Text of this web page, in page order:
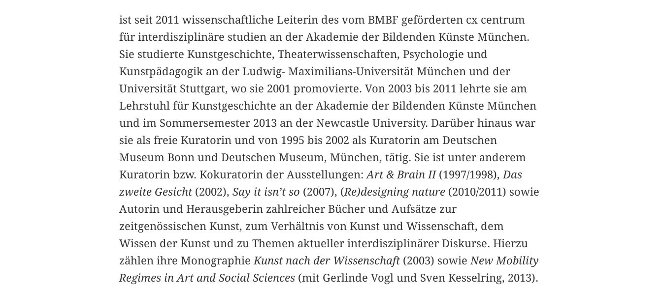
ist seit 2011 wissenschaftliche Leiterin des vom BMBF geförderten cx centrum
für interdisziplinäre studien an der Akademie der Bildenden Künste München.
Sie studierte Kunstgeschichte, Theaterwissenschaften, Psychologie und
Kunstpädagogik an der Ludwig- Maximilians-Universität München und der
Universität Stuttgart, wo sie 2001 promovierte. Von 2003 bis 2011 lehrte sie am
Lehrstuhl für Kunstgeschichte an der Akademie der Bildenden Künste München
und im Sommersemester 2013 an der Newcastle University. Darüber hinaus war
sie als freie Kuratorin und von 1995 bis 2002 als Kuratorin am Deutschen
Museum Bonn und Deutschen Museum, München, tätig. Sie ist unter anderem
Kuratorin bzw. Kokuratorin der Ausstellungen:Art & Brain II(1997/1998),Das
zweite Gesicht (2002), Say it isn’t so (2007), (Re)designing nature (2010/2011) sowie
Autorin und Herausgeberin zahlreicher Bücher und Aufsätze zur
zeitgenössischen Kunst, zum Verhältnis von Kunst und Wissenschaft, dem
Wissen der Kunst und zu Themen aktueller interdisziplinärer Diskurse. Hierzu
zählen ihre MonographieKunst nach der Wissenschaft(2003) sowieNew Mobility
Regimes in Art and Social Sciences (mit Gerlinde Vogl und Sven Kesselring, 2013).